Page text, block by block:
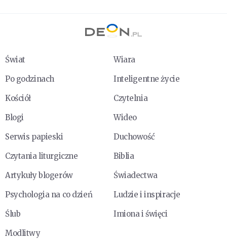
Świat
Wiara
Po godzinach
Inteligentne życie
Kościół
Czytelnia
Blogi
Wideo
Serwis papieski
Duchowość
Czytania liturgiczne
Biblia
Artykuły blogerów
Świadectwa
Psychologia na co dzień
Ludzie i inspiracje
Ślub
Imiona i święci
Modlitwy